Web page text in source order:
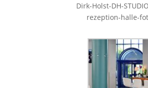
Dirk-Holst-DH-
rezeption-halle-